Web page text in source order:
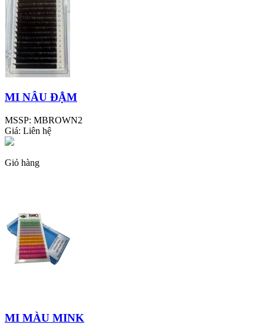
MI NÂU ĐẬM
MSSP: MBROWN2
Giá: Liên hệ
Giỏ hàng
MI MÀU MINK